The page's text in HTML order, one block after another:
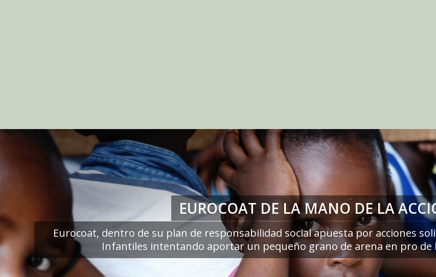
EUROCOAT DE LA MANO DE LA
Eurocoat, dentro de su plan de responsabilidad social apuesta por acciones
Infantiles intentando aportar un pequeño grano de arena en pro de